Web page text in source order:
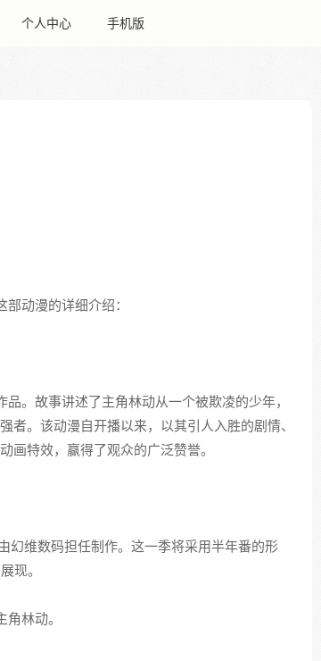
个人中心 手机版
部动漫的详细介绍：
。故事讲述了主角林动从一个被欺凌的少年，
者。该动漫自开播以来，以其引人入胜的剧情、
画特效，赢得了观众的广泛赞誉。
幻维数码担任制作。这一季将采用半年番的形
现。
角林动。